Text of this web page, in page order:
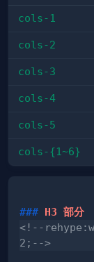
cols-1
cols-2
cols-3
cols-4
cols-5
cols-{1~6}
### H3 部分
<!--
2;-->